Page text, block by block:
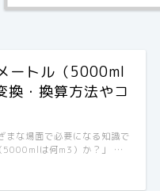
ートル（5000ml
換・換算方法やコ
まな場面で必要になる知識で
5000mlは何m3）か？」 …